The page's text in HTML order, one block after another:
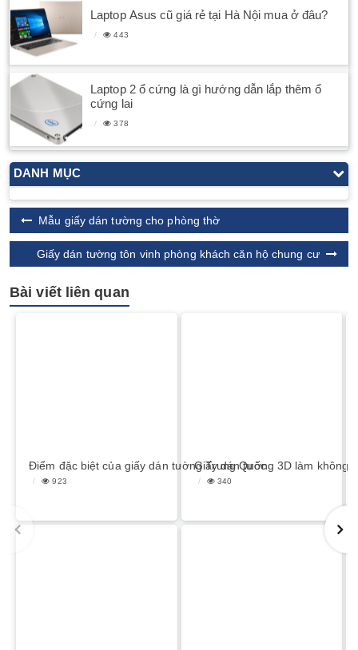
Laptop Asus cũ giá rẻ tại Hà Nội mua ở đâu?
443
Laptop 2 ổ cứng là gì hướng dẫn lắp thêm ổ
cứng lai
378
DANH MỤC
Mẫu giấy dán tường cho phòng thờ
Giấy dán tường tôn vinh phòng khách căn hộ chung cư
Bài viết liên quan
Điểm đặc biệt của giấy dán tường Trung Quốc
923
Giấy dán tường 3D làm không
340